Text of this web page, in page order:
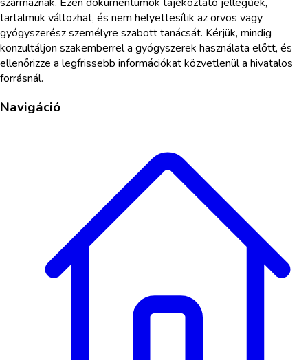
tartalmuk változhat, és nem helyettesítik az orvos vagy
gyógyszerész személyre szabott tanácsát. Kérjük, mindig
konzultáljon szakemberrel a gyógyszerek használata előtt, és
ellenőrizze a legfrissebb információkat közvetlenül a hivatalos
forrásnál.
Navigáció